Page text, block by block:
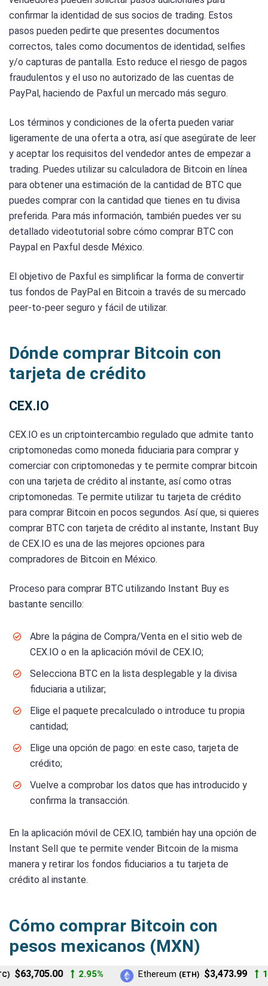
confirmar la identidad de sus socios de trading. Estos
pasos pueden pedirte que presentes documentos
correctos, tales como documentos de identidad, selfies
y/o capturas de pantalla. Esto reduce el riesgo de pagos
fraudulentos y el uso no autorizado de las cuentas de
PayPal, haciendo de Paxful un mercado más seguro.
Los términos y condiciones de la oferta pueden variar
ligeramente de una oferta a otra, así que asegúrate de leer
y aceptar los requisitos del vendedor antes de empezar a
trading. Puedes utilizar su calculadora de Bitcoin en línea
para obtener una estimación de la cantidad de BTC que
puedes comprar con la cantidad que tienes en tu divisa
preferida. Para más información, también puedes ver su
detallado videotutorial sobre cómo comprar BTC con
Paypal en Paxful desde México.
El objetivo de Paxful es simplificar la forma de convertir
tus fondos de PayPal en Bitcoin a través de su mercado
peer-to-peer seguro y fácil de utilizar.
Dónde comprar Bitcoin con
tarjeta de crédito
CEX.IO
CEX.IO es un criptointercambio regulado que admite tanto
criptomonedas como moneda fiduciaria para comprar y
comerciar con criptomonedas y te permite comprar bitcoin
con una tarjeta de crédito al instante, así como otras
criptomonedas. Te permite utilizar tu tarjeta de crédito
para comprar Bitcoin en pocos segundos. Así que, si quieres
comprar BTC con tarjeta de crédito al instante, Instant Buy
de CEX.IO es una de las mejores opciones para
compradores de Bitcoin en México.
Proceso para comprar BTC utilizando Instant Buy es
bastante sencillo:
Abre la página de Compra/Venta en el sitio web de
CEX.IO o en la aplicación móvil de CEX.IO;
Selecciona BTC en la lista desplegable y la divisa
fiduciaria a utilizar;
Elige el paquete precalculado o introduce tu propia
cantidad;
Elige una opción de pago: en este caso, tarjeta de
crédito;
Vuelve a comprobar los datos que has introducido y
confirma la transacción.
En la aplicación móvil de CEX.IO, también hay una opción de
Instant Sell que te permite vender Bitcoin de la misma
manera y retirar los fondos fiduciarios a tu tarjeta de
crédito al instante.
Cómo comprar Bitcoin con
pesos mexicanos (MXN)
La mejor plataforma para comprar Bitcoin con pesos
$63,705.00 2.95% Ethereum (ETH) $3,473.99